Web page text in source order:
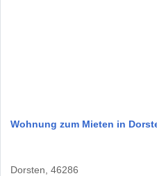
Wohnung zum Mieten in
Dorsten, 46286